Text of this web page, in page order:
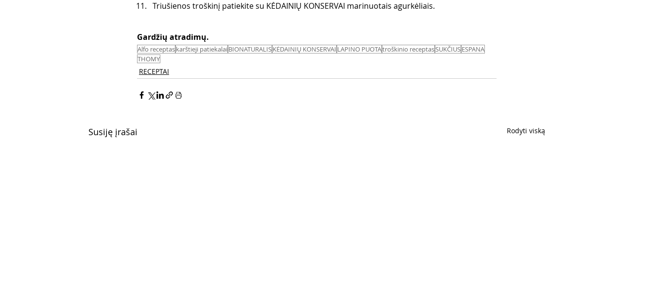
Triušienos troškinį patiekite su KĖDAINIŲ KONSERVAI marinuotais agurkėliais.
Gardžių atradimų.
Alfo receptaskarštieji patiekalaiBIONATURALISKĖDAINIŲ KONSERVAI LAPINO PUOTAtroškinio receptasSUKČIUSESPANA
THOMY
RECEPTAI
Susiję įrašai Rodyti viską